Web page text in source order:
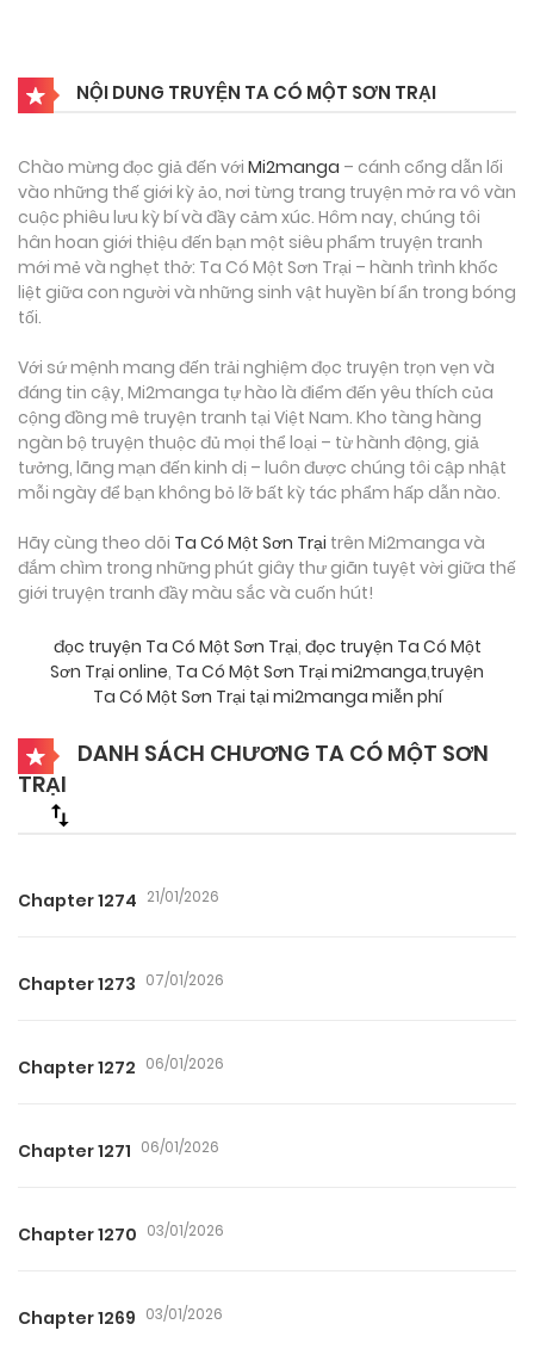
NỘI DUNG TRUYỆN TA CÓ MỘT SƠN TRẠI
Chào mừng đọc giả đến với Mi2manga – cánh cổng dẫn lối
vào những thế giới kỳ ảo, nơi từng trang truyện mở ra vô vàn
cuộc phiêu lưu kỳ bí và đầy cảm xúc. Hôm nay, chúng tôi
hân hoan giới thiệu đến bạn một siêu phẩm truyện tranh
mới mẻ và nghẹt thở: Ta Có Một Sơn Trại – hành trình khốc
liệt giữa con người và những sinh vật huyền bí ẩn trong bóng
tối.
Với sứ mệnh mang đến trải nghiệm đọc truyện trọn vẹn và
đáng tin cậy, Mi2manga tự hào là điểm đến yêu thích của
cộng đồng mê truyện tranh tại Việt Nam. Kho tàng hàng
ngàn bộ truyện thuộc đủ mọi thể loại – từ hành động, giả
tưởng, lãng mạn đến kinh dị – luôn được chúng tôi cập nhật
mỗi ngày để bạn không bỏ lỡ bất kỳ tác phẩm hấp dẫn nào.
Hãy cùng theo dõi Ta Có Một Sơn Trại trên Mi2manga và
đắm chìm trong những phút giây thư giãn tuyệt vời giữa thế
giới truyện tranh đầy màu sắc và cuốn hút!
đọc truyện Ta Có Một Sơn Trại, đọc truyện Ta Có Một
Sơn Trại online, Ta Có Một Sơn Trại mi2manga,truyện
Ta Có Một Sơn Trại tại mi2manga miễn phí
DANH SÁCH CHƯƠNG TA CÓ MỘT SƠN
TRẠI
Chapter 1274 21/01/2026
Chapter 1273 07/01/2026
Chapter 1272 06/01/2026
Chapter 1271 06/01/2026
Chapter 1270 03/01/2026
Chapter 1269 03/01/2026